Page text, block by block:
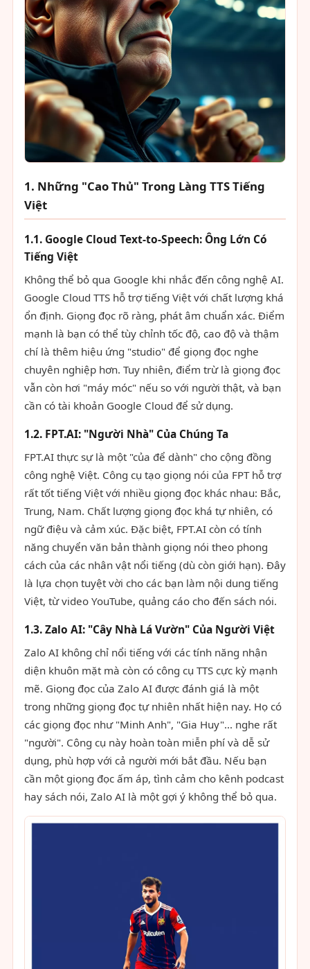
1. Những "Cao Thủ" Trong Làng TTS Tiếng
Việt
1.1. Google Cloud Text-to-Speech: Ông Lớn Có
Tiếng Việt
Không thể bỏ qua Google khi nhắc đến công nghệ AI.
Google Cloud TTS hỗ trợ tiếng Việt với chất lượng khá
ổn định. Giọng đọc rõ ràng, phát âm chuẩn xác. Điểm
mạnh là bạn có thể tùy chỉnh tốc độ, cao độ và thậm
chí là thêm hiệu ứng "studio" để giọng đọc nghe
chuyên nghiệp hơn. Tuy nhiên, điểm trừ là giọng đọc
vẫn còn hơi "máy móc" nếu so với người thật, và bạn
cần có tài khoản Google Cloud để sử dụng.
1.2. FPT.AI: "Người Nhà" Của Chúng Ta
FPT.AI thực sự là một "của để dành" cho cộng đồng
công nghệ Việt. Công cụ tạo giọng nói của FPT hỗ trợ
rất tốt tiếng Việt với nhiều giọng đọc khác nhau: Bắc,
Trung, Nam. Chất lượng giọng đọc khá tự nhiên, có
ngữ điệu và cảm xúc. Đặc biệt, FPT.AI còn có tính
năng chuyển văn bản thành giọng nói theo phong
cách của các nhân vật nổi tiếng (dù còn giới hạn). Đây
là lựa chọn tuyệt vời cho các bạn làm nội dung tiếng
Việt, từ video YouTube, quảng cáo cho đến sách nói.
1.3. Zalo AI: "Cây Nhà Lá Vườn" Của Người Việt
Zalo AI không chỉ nổi tiếng với các tính năng nhận
diện khuôn mặt mà còn có công cụ TTS cực kỳ mạnh
mẽ. Giọng đọc của Zalo AI được đánh giá là một
trong những giọng đọc tự nhiên nhất hiện nay. Họ có
các giọng đọc như "Minh Anh", "Gia Huy"... nghe rất
"người". Công cụ này hoàn toàn miễn phí và dễ sử
dụng, phù hợp với cả người mới bắt đầu. Nếu bạn
cần một giọng đọc ấm áp, tình cảm cho kênh podcast
hay sách nói, Zalo AI là một gợi ý không thể bỏ qua.